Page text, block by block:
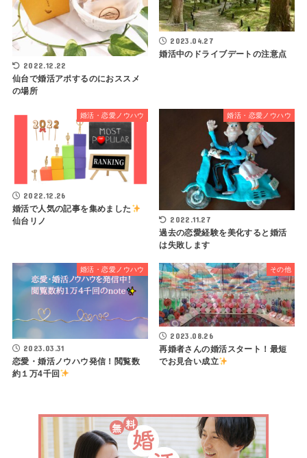
2022.12.22
仙台で婚活アポするのにおススメ
の場所
2023.04.27
婚活中のドライブデートの注意点
婚活・恋愛ノウハウ
2022.12.26
婚活で人気の記事を集めました
仙台リノ
婚活・恋愛ノウハウ
2022.11.27
過去の恋愛経験を美化すると婚活
は失敗します
婚活・恋愛ノウハウ
2023.03.31
恋愛・婚活ノウハウ発信！閲覧数
約１万4千回
その他
2023.08.26
再婚者さんの婚活スタート！最短
でお見合い成立